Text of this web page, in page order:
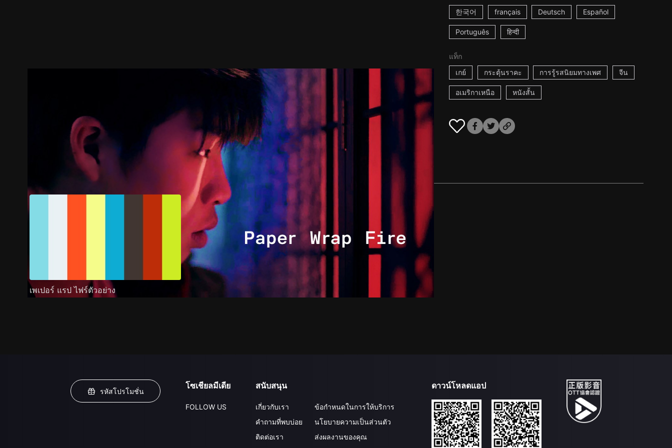
한국어 français Deutsch Español
Português हिन्दी
แท็ก
เกย์
กระตุ้นราคะ การรู้รสนิยมทางเพศ จีน
อเมริกาเหนือ หนังสั้น
ภาพนิ่ง รายละเอียด
เพเปอร์ แรป ไฟร์ตัวอย่าง
รหัสโปรโมชั่น
โซเชียลมีเดีย
FOLLOW US
สนับสนุน
เกี่ยวกับเรา
คำถามที่พบบ่อย
ติดต่อเรา
ข้อกำหนดในการให้บริการ
นโยบายความเป็นส่วนตัว
ส่งผลงานของคุณ
ดาวน์โหลดแอป